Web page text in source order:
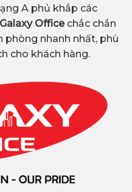
A phủ khắp các
Galaxy Office chắc chắn
phòng nhanh nhất, phù
cho khách hàng.